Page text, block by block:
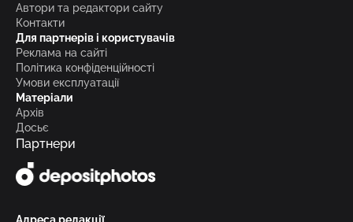
Автори та редактори сайту
Контакти
Для партнерів і користувачів
Реклама на сайті
Політика конфіденційності
Умови експлуатації
Матеріали
Архів
Досьє
Партнери